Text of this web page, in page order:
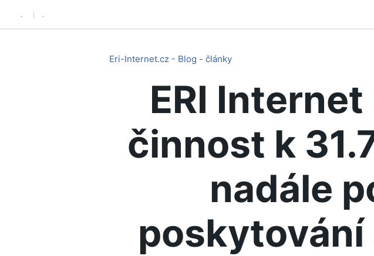
. .
Eri-Internet.cz - Blog - články
ERI
činnost k
nadále
poskytování